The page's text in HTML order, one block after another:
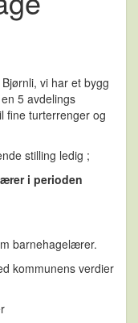
vi har et bygg
5 avdelings
fine turterrenger og
stilling ledig ;
i perioden
barnehagelærer.
kommunens verdier